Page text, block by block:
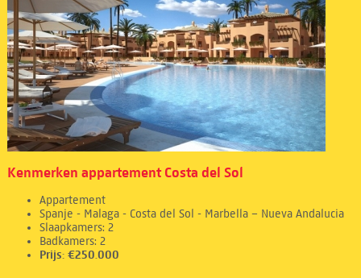
Kenmerken appartement Costa del Sol
Appartement
Spanje - Malaga - Costa del Sol - Marbella – Nueva Andalucia
Slaapkamers: 2
Badkamers: 2
Prijs: €250.000